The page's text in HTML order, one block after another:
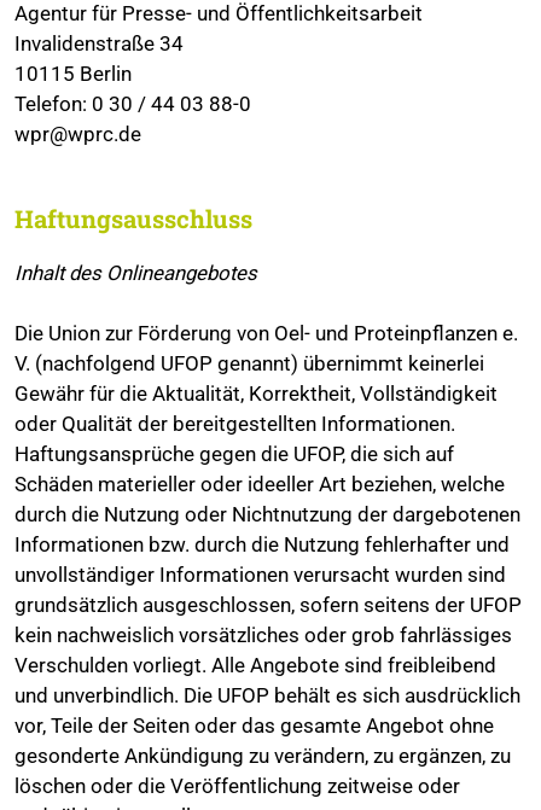
Agentur für Presse- und Öffentlichkeitsarbeit
Invalidenstraße 34
10115 Berlin
Telefon: 0 30 / 44 03 88-0
wpr@wprc.de
Haftungsausschluss
Inhalt des Onlineangebotes
Die Union zur Förderung von Oel- und Proteinpflanzen e.
V. (nachfolgend UFOP genannt) übernimmt keinerlei
Gewähr für die Aktualität, Korrektheit, Vollständigkeit
oder Qualität der bereitgestellten Informationen.
Haftungsansprüche gegen die UFOP, die sich auf
Schäden materieller oder ideeller Art beziehen, welche
durch die Nutzung oder Nichtnutzung der dargebotenen
Informationen bzw. durch die Nutzung fehlerhafter und
unvollständiger Informationen verursacht wurden sind
grundsätzlich ausgeschlossen, sofern seitens der UFOP
kein nachweislich vorsätzliches oder grob fahrlässiges
Verschulden vorliegt. Alle Angebote sind freibleibend
und unverbindlich. Die UFOP behält es sich ausdrücklich
vor, Teile der Seiten oder das gesamte Angebot ohne
gesonderte Ankündigung zu verändern, zu ergänzen, zu
löschen oder die Veröffentlichung zeitweise oder